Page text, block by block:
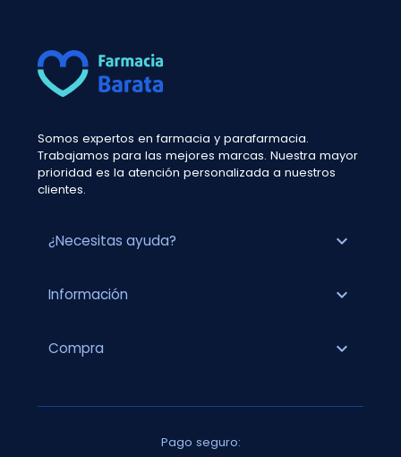
Somos expertos en farmacia y parafarmacia.
Trabajamos para las mejores marcas. Nuestra mayor
prioridad es la atención personalizada a nuestros
clientes.
¿Necesitas ayuda? expand_more
Información expand_more
Compra expand_more
Pago seguro: